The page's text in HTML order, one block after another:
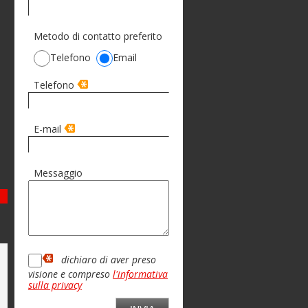
Metodo di contatto preferito
Telefono
Email
Telefono
E-mail
Messaggio
dichiaro di aver preso
visione e compreso l'informativa
sulla privacy